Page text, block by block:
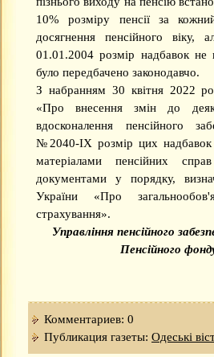
10% розміру пенсії за
досягнення пенсійного
01.01.2004 розмір надбавок не
було передбачено законодавчо.
З набранням 30 квітня 2022
«Про внесення змін до
вдосконалення пенсійного
№2040-ІХ розмір цих надбавок
матеріалами пенсійних
документами у порядку,
України «Про
страхування».
Управління пенсійного
Пенсійного
Комментариев: 0
Публикация газеты: Одеськi